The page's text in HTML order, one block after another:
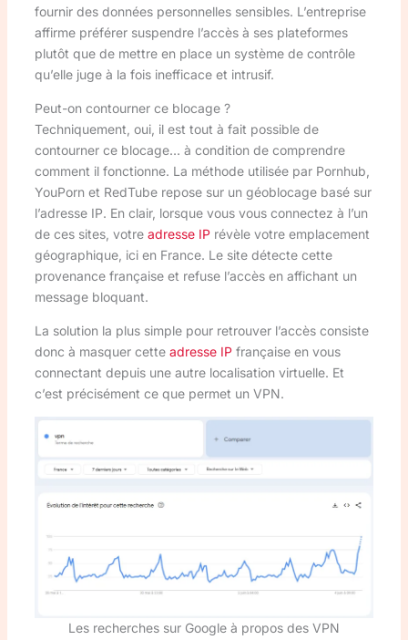
fournir des données personnelles sensibles. L’entreprise
affirme préférer suspendre l’accès à ses plateformes
plutôt que de mettre en place un système de contrôle
qu’elle juge à la fois inefficace et intrusif.
Peut-on contourner ce blocage ?
Techniquement, oui, il est tout à fait possible de
contourner ce blocage… à condition de comprendre
comment il fonctionne. La méthode utilisée par Pornhub,
YouPorn et RedTube repose sur un géoblocage basé sur
l’adresse IP. En clair, lorsque vous vous connectez à l’un
de ces sites, votre adresse IPrévèle votre emplacement
géographique, ici en France. Le site détecte cette
provenance française et refuse l’accès en affichant un
message bloquant.
La solution la plus simple pour retrouver l’accès consiste
donc à masquer cette adresse IPfrançaise en vous
connectant depuis une autre localisation virtuelle. Et
c’est précisément ce que permet un VPN.
Les recherches sur Google à propos des VPN